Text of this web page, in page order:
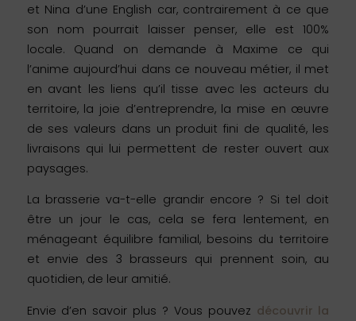
et Nina d’une English car, contrairement à ce que
son nom pourrait laisser penser, elle est 100%
locale. Quand on demande à Maxime ce qui
l’anime aujourd’hui dans ce nouveau métier, il met
en avant les liens qu’il tisse avec les acteurs du
territoire, la joie d’entreprendre, la mise en œuvre
de ses valeurs dans un produit fini de qualité, les
livraisons qui lui permettent de rester ouvert aux
paysages.
La brasserie va-t-elle grandir encore ? Si tel doit
être un jour le cas, cela se fera lentement, en
ménageant équilibre familial, besoins du territoire
et envie des 3 brasseurs qui prennent soin, au
quotidien, de leur amitié.
Envie d’en savoir plus ? Vous pouvez découvrir la